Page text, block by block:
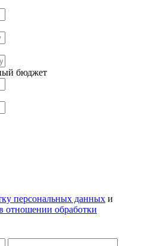
бюджет
персональных данных и
отношении обработки